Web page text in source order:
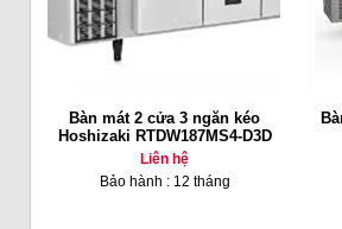
Bàn mát 2 cửa 3 ngăn kéo
Hoshizaki RTDW187MS4-D3D
Liên hệ
Bảo hành : 12 tháng